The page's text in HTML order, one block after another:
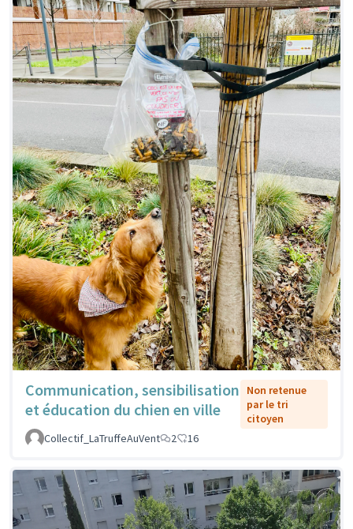
Communication, sensibilisation
et éducation du chien en ville
Non retenue
par le tri
citoyen
Collectif_LaTruffeAuVent
2 16